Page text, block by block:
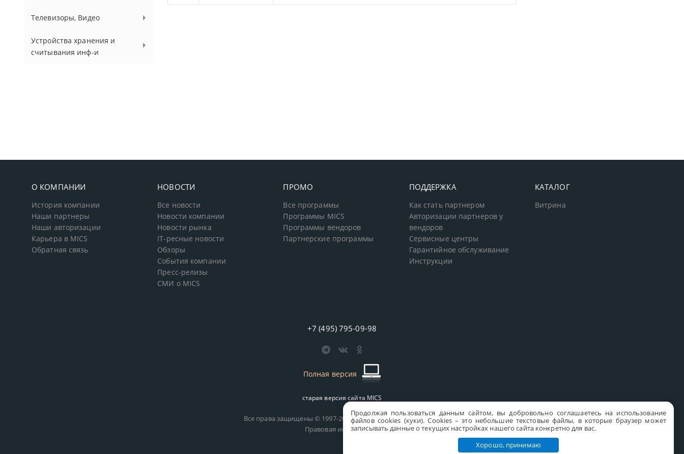
Продолжая пользоваться данным сайтом, вы добровольно соглашаетесь на использование
файлов cookies (куки). Сookies – это небольшие текстовые файлы, в которые браузер может
записывать данные о текущих настройках нашего сайта конкретно для вас.
Хорошо, принимаю
Телевизоры, Видео
Устройства хранения и
считывания инф-и
О КОМПАНИИ
История компании
Наши партнеры
Наши авторизации
Карьера в MICS
Обратная связь
НОВОСТИ
Все новости
Новости компании
Новости рынка
IT-ресные новости
Обзоры
События компании
Пресс-релизы
СМИ о MICS
ПРОМО
Все программы
Программы MICS
Программы вендоров
Партнерские программы
ПОДДЕРЖКА
Как стать партнером
Авторизации партнеров у
вендоров
Сервисные центры
Гарантийное обслуживание
Инструкции
КАТАЛОГ
Витрина
+7 (495) 795-09-98
Полная версия
старая версия сайта MICS
Все права защищены © 1997-2026 MICS Distribution Company
Правовая информация